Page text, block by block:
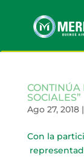
CONTINÚA
SOCIALES”
Ago 27, 2018|
Con la